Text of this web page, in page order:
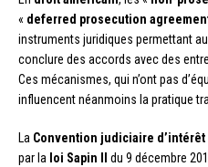
« deferred prosecution
instruments juridiques permettant
conclure des accords avec des
Ces mécanismes, qui n’ont pas
influencent néanmoins la pratique
La Convention judiciaire d’intérêt
par la loi Sapin II
du 9 décembre